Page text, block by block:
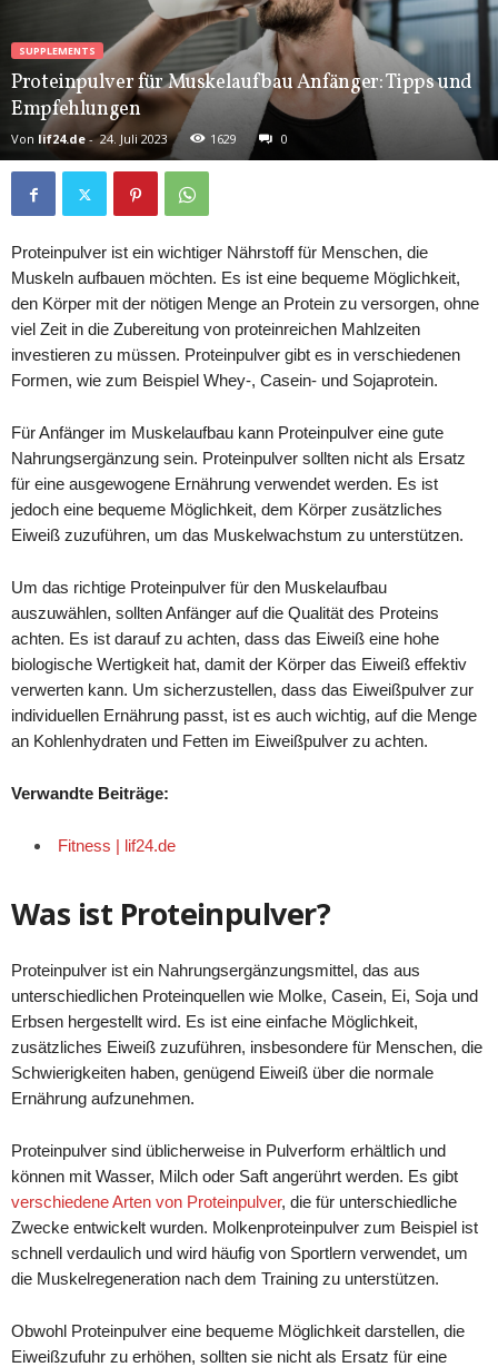
SUPPLEMENTS
Proteinpulver für Muskelaufbau Anfänger: Tipps und
Empfehlungen
Von lif24.de - 24. Juli 2023 1629 0
Proteinpulver ist ein wichtiger Nährstoff für Menschen, die
Muskeln aufbauen möchten. Es ist eine bequeme Möglichkeit,
den Körper mit der nötigen Menge an Protein zu versorgen, ohne
viel Zeit in die Zubereitung von proteinreichen Mahlzeiten
investieren zu müssen. Proteinpulver gibt es in verschiedenen
Formen, wie zum Beispiel Whey-, Casein- und Sojaprotein.
Für Anfänger im Muskelaufbau kann Proteinpulver eine gute
Nahrungsergänzung sein. Proteinpulver sollten nicht als Ersatz
für eine ausgewogene Ernährung verwendet werden. Es ist
jedoch eine bequeme Möglichkeit, dem Körper zusätzliches
Eiweiß zuzuführen, um das Muskelwachstum zu unterstützen.
Um das richtige Proteinpulver für den Muskelaufbau
auszuwählen, sollten Anfänger auf die Qualität des Proteins
achten. Es ist darauf zu achten, dass das Eiweiß eine hohe
biologische Wertigkeit hat, damit der Körper das Eiweiß effektiv
verwerten kann. Um sicherzustellen, dass das Eiweißpulver zur
individuellen Ernährung passt, ist es auch wichtig, auf die Menge
an Kohlenhydraten und Fetten im Eiweißpulver zu achten.
Verwandte Beiträge:
Fitness | lif24.de
Was ist Proteinpulver?
Proteinpulver ist ein Nahrungsergänzungsmittel, das aus
unterschiedlichen Proteinquellen wie Molke, Casein, Ei, Soja und
Erbsen hergestellt wird. Es ist eine einfache Möglichkeit,
zusätzliches Eiweiß zuzuführen, insbesondere für Menschen, die
Schwierigkeiten haben, genügend Eiweiß über die normale
Ernährung aufzunehmen.
Proteinpulver sind üblicherweise in Pulverform erhältlich und
können mit Wasser, Milch oder Saft angerührt werden. Es gibt
verschiedene Arten von Proteinpulver, die für unterschiedliche
Zwecke entwickelt wurden. Molkenproteinpulver zum Beispiel ist
schnell verdaulich und wird häufig von Sportlern verwendet, um
die Muskelregeneration nach dem Training zu unterstützen.
Obwohl Proteinpulver eine bequeme Möglichkeit darstellen, die
Eiweißzufuhr zu erhöhen, sollten sie nicht als Ersatz für eine